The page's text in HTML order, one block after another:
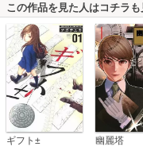
この作品を見た人はコチラ
ギフト± 幽麗塔